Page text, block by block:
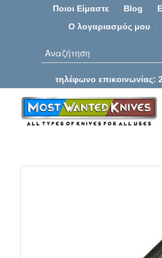
Ποιοι Είμαστε Blog
Ο λογαριασμός μου
τηλέφωνο επικοινωνίας: